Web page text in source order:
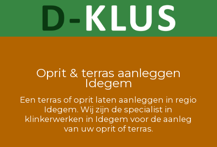
Oprit & terras aanleggen
Idegem
Een terras of oprit laten aanleggen in regio
Idegem. Wij zijn de specialist in
klinkerwerken in Idegem voor de aanleg
van uw oprit of terras.